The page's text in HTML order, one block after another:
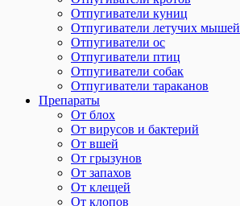
Отпугиватели куниц
Отпугиватели летучих мышей
Отпугиватели ос
Отпугиватели птиц
Отпугиватели собак
Отпугиватели тараканов
Препараты
От блох
От вирусов и бактерий
От вшей
От грызунов
От запахов
От клещей
От клопов